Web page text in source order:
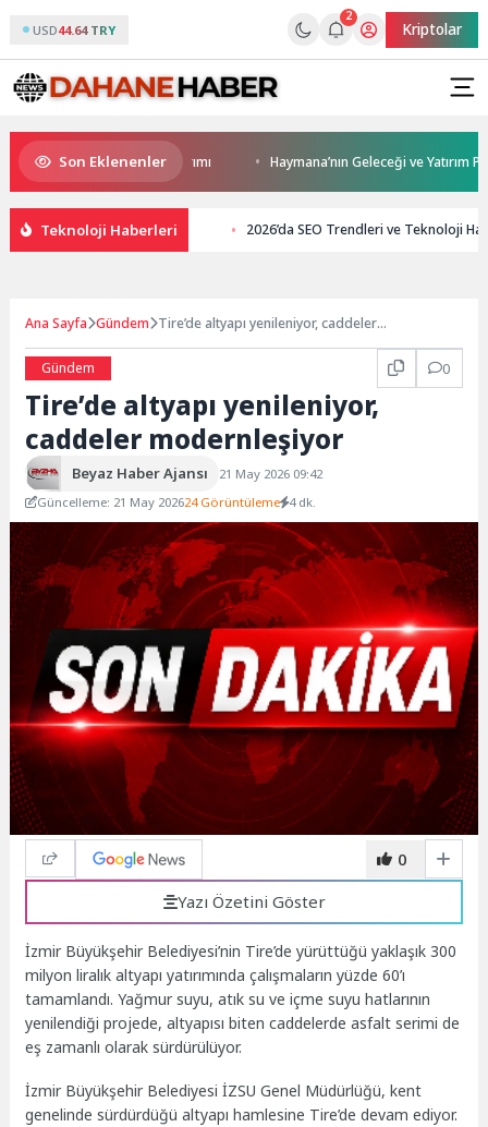
USD44.64 TRY
2
Kriptolar
Son Eklenenler
modern ulaşım yatırımı Haymana’nın Geleceği ve Yatırım
Teknoloji Haberleri 2026’da SEO Trendleri ve Teknoloji
Ana Sayfa Gündem Tire’de altyapı yenileniyor, caddeler
Gündem
0
Tire’de altyapı yenileniyor,
caddeler modernleşiyor
Beyaz Haber Ajansı
21 May 2026 09:42
Güncelleme: 21 May 202624 Görüntüleme 4 dk.
0
Yazı Özetini Göster
İzmir Büyükşehir Belediyesi’nin Tire’de yürüttüğü yaklaşık 300
milyon liralık altyapı yatırımında çalışmaların yüzde 60’ı
tamamlandı. Yağmur suyu, atık su ve içme suyu hatlarının
yenilendiği projede, altyapısı biten caddelerde asfalt serimi de
eş zamanlı olarak sürdürülüyor.
İzmir Büyükşehir Belediyesi İZSU Genel Müdürlüğü, kent
genelinde sürdürdüğü altyapı hamlesine Tire’de devam ediyor.